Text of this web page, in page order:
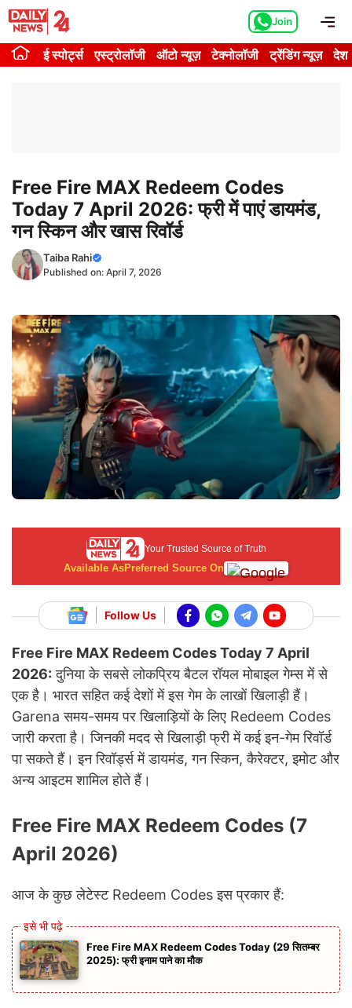
Skip
content
Join
ई स्पोर्ट्स एस्ट्रोलॉजी ऑटो न्यूज़ टेक्नोलॉजी ट्रेंडिंग न्यूज़ देश
Free Fire MAX Redeem Codes
Today 7 April 2026: फ्री में पाएं डायमंड,
गन स्किन और खास रिवॉर्ड
Taiba Rahi
Published on: April 7, 2026
Your Trusted Source of Truth
Available AsPreferred Source On
Follow Us
Free Fire MAX Redeem Codes Today 7 April
2026: दुनिया के सबसे लोकप्रिय बैटल रॉयल मोबाइल गेम्स में से
एक है। भारत सहित कई देशों में इस गेम के लाखों खिलाड़ी हैं।
Garena समय-समय पर खिलाड़ियों के लिए Redeem Codes
जारी करता है। जिनकी मदद से खिलाड़ी फ्री में कई इन-गेम रिवॉर्ड
पा सकते हैं। इन रिवॉर्ड्स में डायमंड, गन स्किन, कैरेक्टर, इमोट और
अन्य आइटम शामिल होते हैं।
Free Fire MAX Redeem Codes (7
April 2026)
आज के कुछ लेटेस्ट Redeem Codes इस प्रकार हैं:
Free Fire MAX Redeem Codes Today (29 सितम्बर
2025): फ्री इनाम पाने का मौक